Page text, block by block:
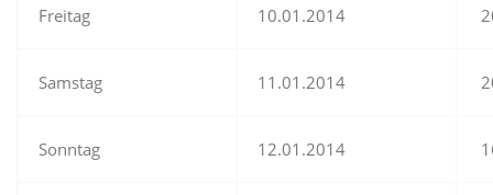
Freitag 10.01.2014
Samstag 11.01.2014
Sonntag 12.01.2014